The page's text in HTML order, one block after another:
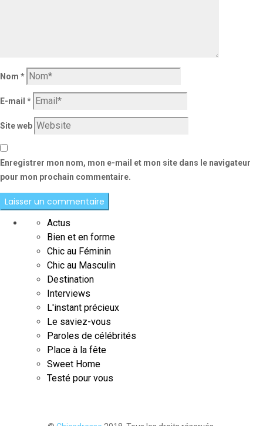
Nom *
E-mail *
Site web
Enregistrer mon nom, mon e-mail et mon site dans le navigateur
pour mon prochain commentaire.
Actus
Bien et en forme
Chic au Féminin
Chic au Masculin
Destination
Interviews
L'instant précieux
Le saviez-vous
Paroles de célébrités
Place à la fête
Sweet Home
Testé pour vous